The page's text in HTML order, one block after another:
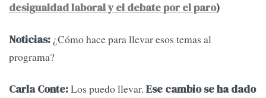
desigualdad laboral y el debate por el paro)
Noticias: ¿Cómo hace para llevar esos temas al
programa?
Carla Conte:Los puedo llevar. Ese cambio se ha dado